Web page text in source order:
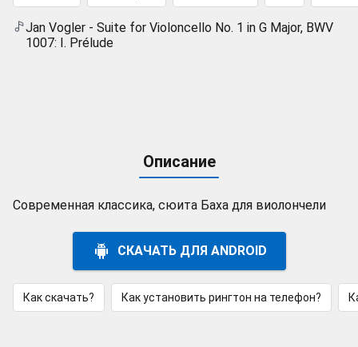
Jan Vogler - Suite for Violoncello No. 1 in G Major, BWV
1007: I. Prélude
Описание
Современная классика, сюита Баха для виолончели
СКАЧАТЬ ДЛЯ ANDROID
Как скачать? Как установить рингтон на телефон?